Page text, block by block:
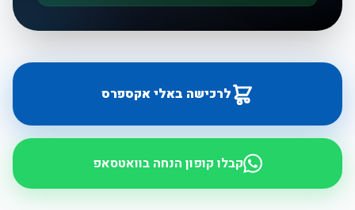
לרכישה באלי אקספרס
קבלו קופון הנחה בוואטסאפ